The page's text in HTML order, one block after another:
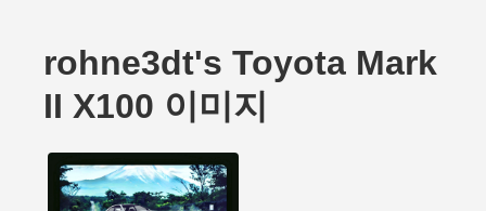
rohne3dt's Toyota Mark
II X100 이미지